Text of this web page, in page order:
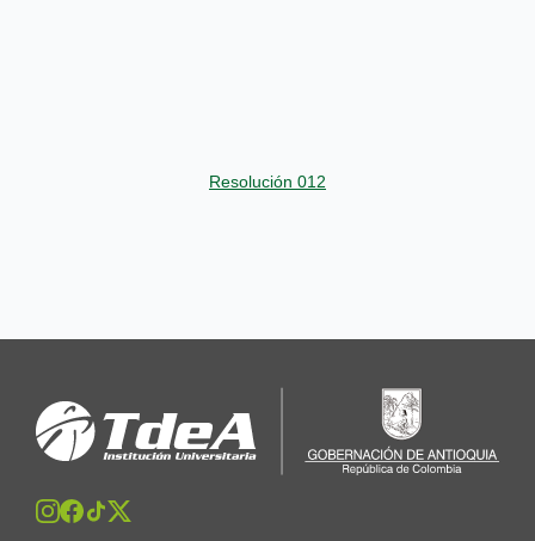
Resolución 012